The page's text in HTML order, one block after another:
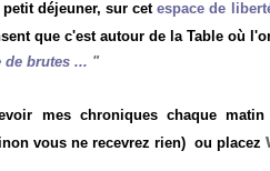
petit déjeuner, sur cetespace de
que c'est autour de la Table où
de brutes ... "
mes chroniques chaque
vous ne recevrez rien) ou placez